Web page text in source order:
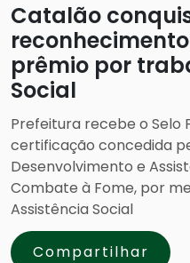
Catalão
prêmio por
Social
Prefeitura recebe o Selo
certificação concedida
Desenvolvimento e
Combate à Fome, por
Assistência Social
Compartilhar